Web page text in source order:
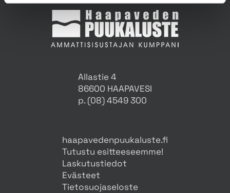
Allastie 4
86600 HAAPAVESI
p. (08) 4549 300
haapavedenpuukaluste.fi
Tutustu esitteeseemme!
Laskutustiedot
Evästeet
Tietosuojaseloste